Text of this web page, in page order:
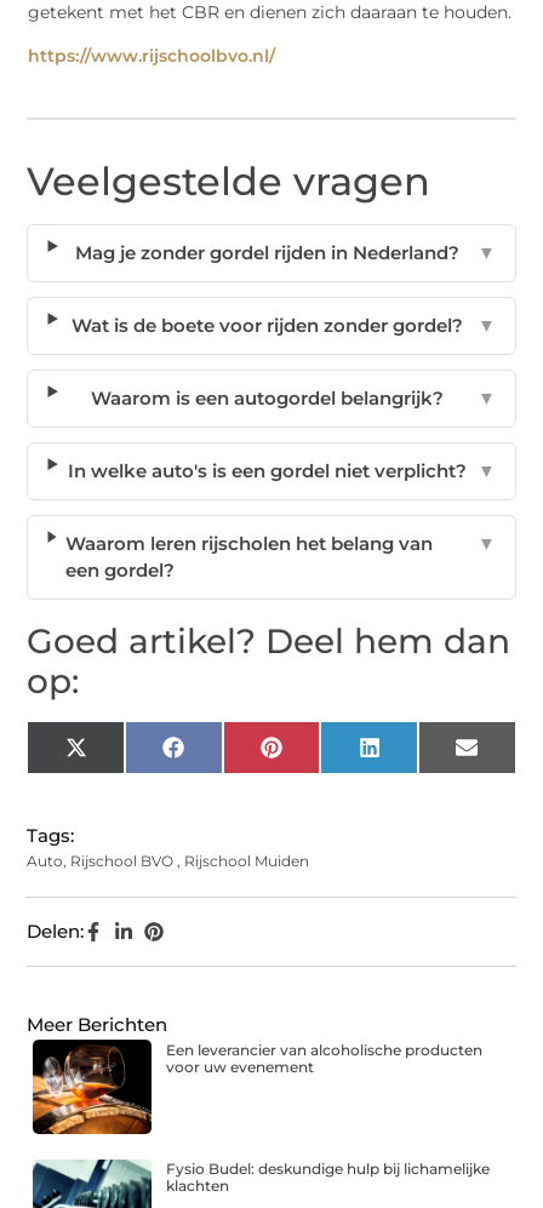
getekent met het CBR en dienen zich daaraan te houden.
https://www.rijschoolbvo.nl/
Veelgestelde vragen
Mag je zonder gordel rijden in Nederland? ▼
Wat is de boete voor rijden zonder gordel? ▼
Waarom is een autogordel belangrijk? ▼
In welke auto's is een gordel niet verplicht? ▼
Waarom leren rijscholen het belang van
een gordel?
▼
Goed artikel? Deel hem dan
op:
X
(Twitter)
Facebook Pinterest LinkedIn Email
Tags:
Auto, Rijschool BVO , Rijschool Muiden
Delen:
Meer Berichten
Een leverancier van alcoholische producten
voor uw evenement
Fysio Budel: deskundige hulp bij lichamelijke
klachten